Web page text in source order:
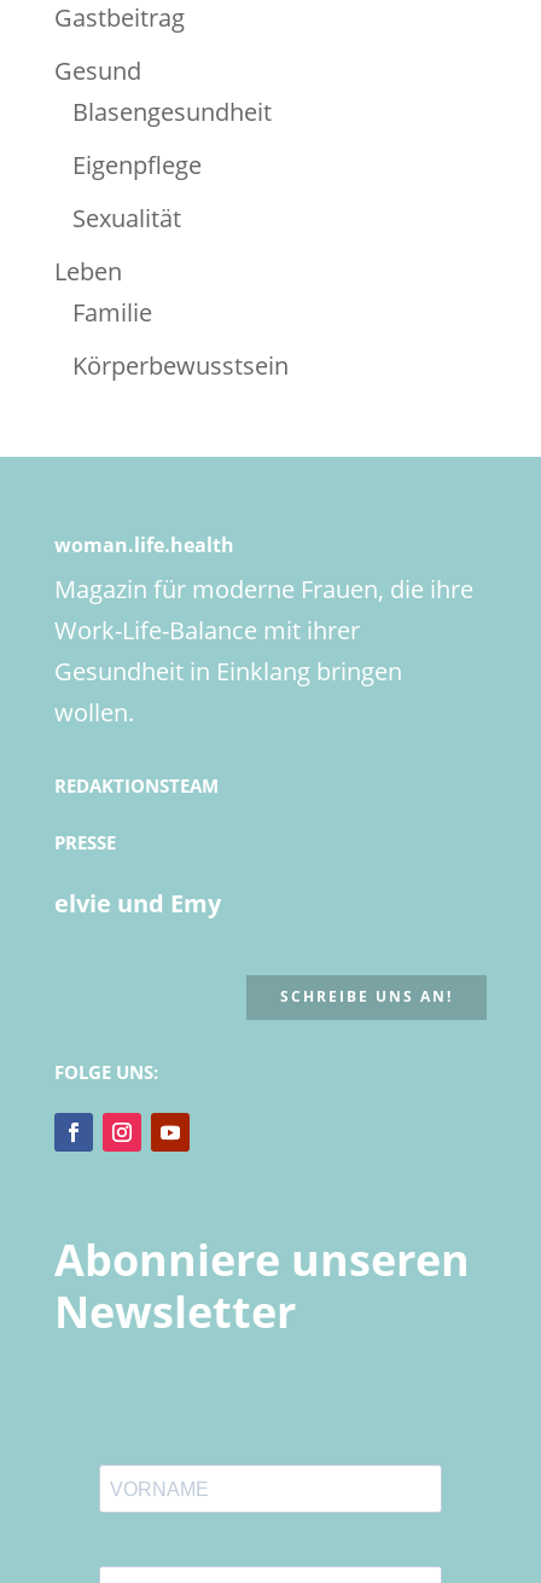
Gastbeitrag
Gesund
Blasengesundheit
Eigenpflege
Sexualität
Leben
Familie
Körperbewusstsein
woman.life.health
Magazin für moderne Frauen, die ihre
Work-Life-Balance mit ihrer
Gesundheit in Einklang bringen
wollen.
REDAKTIONSTEAM
PRESSE
elvie und Emy
SCHREIBE UNS AN!
FOLGE UNS:
Abonniere unseren
Newsletter